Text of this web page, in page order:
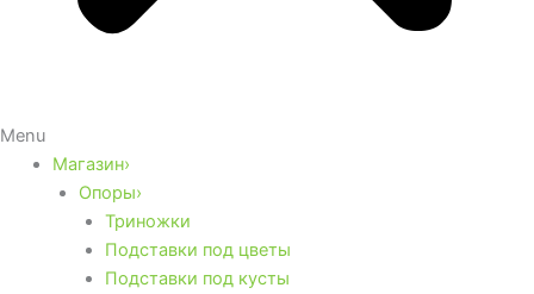
Menu
Магазин›
Опоры›
Триножки
Подставки под цветы
Подставки под кусты